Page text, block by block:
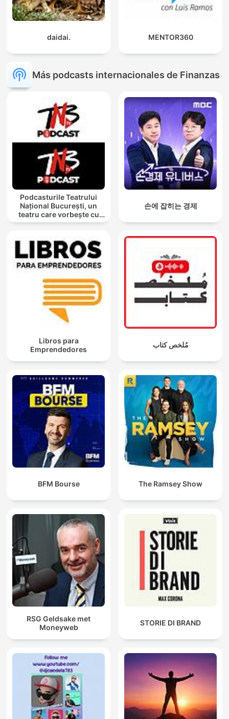
daidai. MENTOR360
Más podcasts internacionales de Finanzas
Podcasturile Teatrului
Național București, un
teatru care vorbește cu
tine
손에 잡히는 경제
Libros para
Emprendedores
مُلخص كتاب
BFM Bourse The Ramsey Show
RSG Geldsake met
Moneyweb
STORIE DI BRAND